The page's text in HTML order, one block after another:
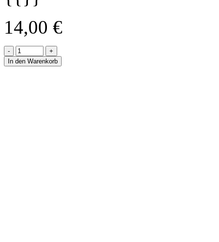
14,00 €
-
+
In den Warenkorb